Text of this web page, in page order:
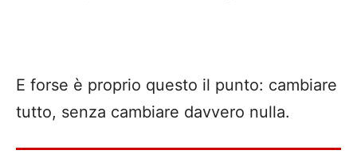
E forse è proprio questo il punto: cambiare
tutto, senza cambiare davvero nulla.